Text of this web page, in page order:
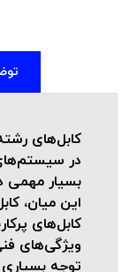
کابل‌های
در
بسیار مهمی
کابل‌های
ویژگی‌های
توجه